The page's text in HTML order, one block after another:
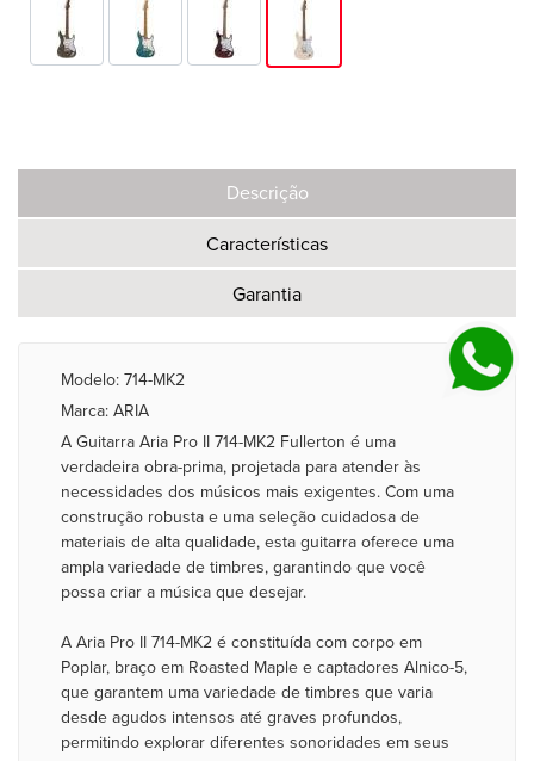
Descrição
Características
Garantia
Modelo: 714-MK2
Marca: ARIA
A Guitarra Aria Pro II 714-MK2 Fullerton é uma
verdadeira obra-prima, projetada para atender às
necessidades dos músicos mais exigentes. Com uma
construção robusta e uma seleção cuidadosa de
materiais de alta qualidade, esta guitarra oferece uma
ampla variedade de timbres, garantindo que você
possa criar a música que desejar.
A Aria Pro II 714-MK2 é constituída com corpo em
Poplar, braço em Roasted Maple e captadores Alnico-5,
que garantem uma variedade de timbres que varia
desde agudos intensos até graves profundos,
permitindo explorar diferentes sonoridades em seus